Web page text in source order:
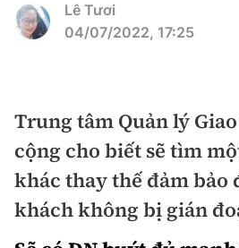
Mới nhất
Chính trị
Xã hội
Chuyện dọc đường
Xây dựng
Chỉ đạo điều hành
Quy hoạch kiến trúc
Giao thông
Quản lý
Kinh tế
Lê Tươi
04/07/2022, 17:25
Trung tâm Quản lý
cộng cho biết sẽ tìm
khác thay thế đảm bảo
khách không bị gián